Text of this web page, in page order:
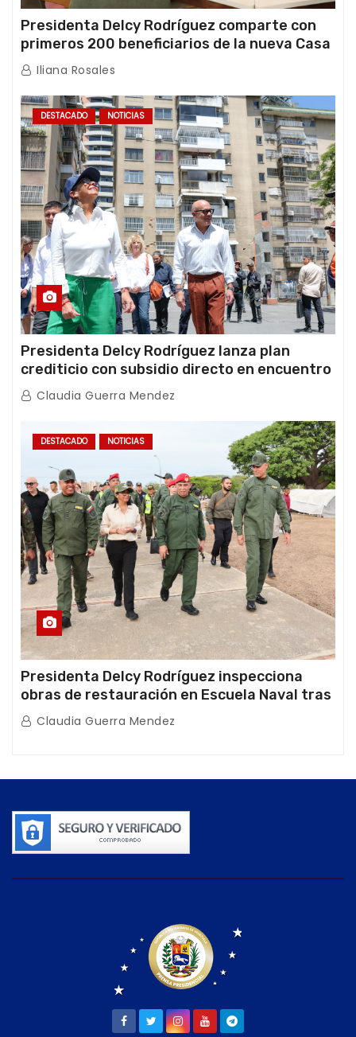
Presidenta Delcy Rodríguez comparte con
primeros 200 beneficiarios de la nueva Casa
de los Abuelos “La Primavera” en Caracas
Iliana Rosales
DESTACADO NOTICIAS
Presidenta Delcy Rodríguez lanza plan
crediticio con subsidio directo en encuentro
con Juntas de Condominio
Claudia Guerra Mendez
DESTACADO NOTICIAS
Presidenta Delcy Rodríguez inspecciona
obras de restauración en Escuela Naval tras
afectaciones sísmicas en La Guaira
Claudia Guerra Mendez